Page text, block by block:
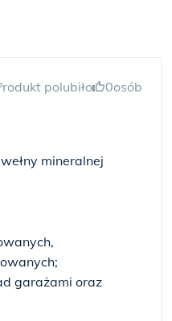
polubiło 0osób
mineralnej
garażami oraz